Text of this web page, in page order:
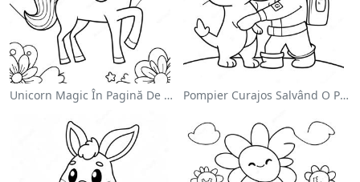
Unicorn Magic În Pagină De Colorat Cu Curcubeu Pompier Curajos Salvând O Pisică - Pagina De Colorat